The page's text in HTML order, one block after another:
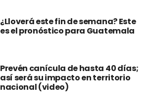
¿Lloverá este fin de semana? Este
es el pronóstico para Guatemala
Prevén canícula de hasta 40 días;
así será su impacto en territorio
nacional (video)